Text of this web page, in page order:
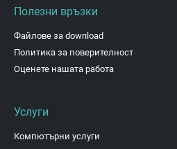
Полезни връзки
Файлове за download
Политика за поверителност
Оценете нашата работа
Услуги
Компютърни услуги